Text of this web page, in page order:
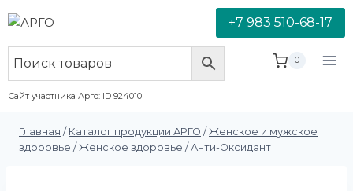
+7 983 510-68-17
Сайт участника Арго: ID 924010
0
Главная / Каталог продукции АРГО / Женское и мужское
здоровье / Женское здоровье / Анти-Оксидант